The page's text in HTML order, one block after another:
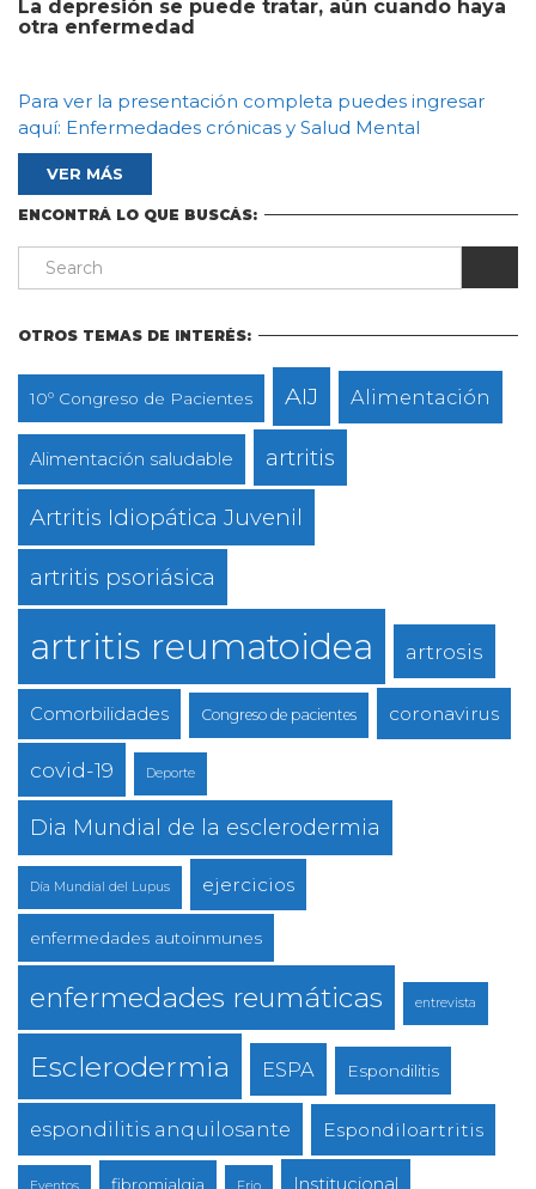
La depresión se puede tratar, aún cuando haya
otra enfermedad
Para ver la presentación completa puedes ingresar
aquí: Enfermedades crónicas y Salud Mental
VER MÁS
ENCONTRÁ LO QUE BUSCÁS:
OTROS TEMAS DE INTERÉS:
10º Congreso de Pacientes AIJ Alimentación
Alimentación saludable artritis
Artritis Idiopática Juvenil
artritis psoriásica
artritis reumatoidea artrosis
Comorbilidades Congreso de pacientes coronavirus
covid-19 Deporte
Dia Mundial de la esclerodermia
Día Mundial del Lupus ejercicios
enfermedades autoinmunes
enfermedades reumáticas entrevista
Esclerodermia ESPA Espondilitis
espondilitis anquilosante Espondiloartritis
fibromialgia Institucional